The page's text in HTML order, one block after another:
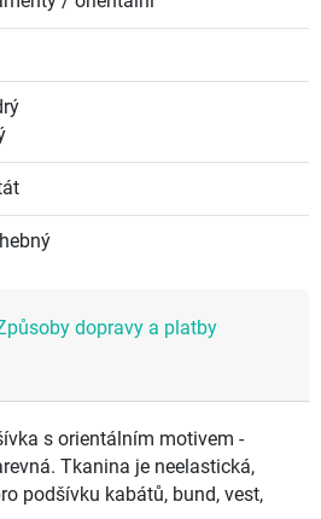
dopravy a platby
s orientálním motivem -
Tkanina je neelastická,
podšívku kabátů, bund, vest,